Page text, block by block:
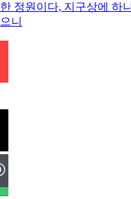
정원이다, 지구상에 하
니